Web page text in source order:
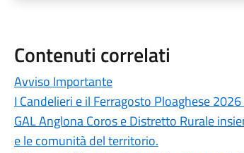
Contenuti correlati
Avviso Importante
I Candelieri e il Ferragosto Ploaghese
GAL Anglona Coros e Distretto Rurale
e le comunità del territorio.